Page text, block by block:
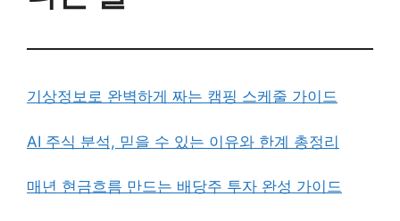
기상정보로 완벽하게 짜는 캠핑 스케줄 가이드
AI 주식 분석, 믿을 수 있는 이유와 한계 총정리
매년 현금흐름 만드는 배당주 투자 완성 가이드